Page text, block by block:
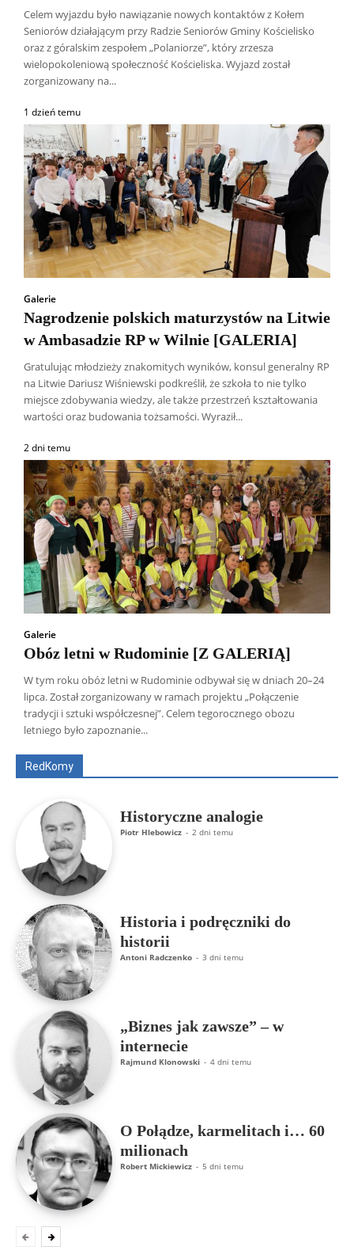
Celem wyjazdu było nawiązanie nowych kontaktów z Kołem
Seniorów działającym przy Radzie Seniorów Gminy Kościelisko
oraz z góralskim zespołem „Polaniorze”, który zrzesza
wielopokoleniową społeczność Kościeliska. Wyjazd został
zorganizowany na...
1 dzień temu
Galerie
Nagrodzenie polskich maturzystów na Litwie
w Ambasadzie RP w Wilnie [GALERIA]
Gratulując młodzieży znakomitych wyników, konsul generalny RP
na Litwie Dariusz Wiśniewski podkreślił, że szkoła to nie tylko
miejsce zdobywania wiedzy, ale także przestrzeń kształtowania
wartości oraz budowania tożsamości. Wyraził...
2 dni temu
Galerie
Obóz letni w Rudominie [Z GALERIĄ]
W tym roku obóz letni w Rudominie odbywał się w dniach 20–24
lipca. Został zorganizowany w ramach projektu „Połączenie
tradycji i sztuki współczesnej”. Celem tegorocznego obozu
letniego było zapoznanie...
RedKomy
Wszyscy Aleksander Borowik
Antoni Radczenko
Artur Płokszto
Grzegorz Górny
ks. Jarosław Wąsowicz SDB
Historyczne analogie
Piotr Hlebowicz - 2 dni temu
Historia i podręczniki do
historii
Antoni Radczenko - 3 dni temu
„Biznes jak zawsze” – w
internecie
Rajmund Klonowski - 4 dni temu
O Połądze, karmelitach i… 60
milionach
Robert Mickiewicz - 5 dni temu